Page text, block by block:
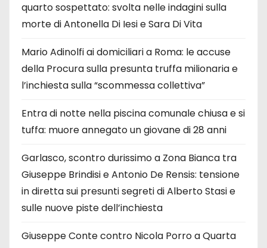
quarto sospettato: svolta nelle indagini sulla
morte di Antonella Di Iesi e Sara Di Vita
Mario Adinolfi ai domiciliari a Roma: le accuse
della Procura sulla presunta truffa milionaria e
l’inchiesta sulla “scommessa collettiva”
Entra di notte nella piscina comunale chiusa e si
tuffa: muore annegato un giovane di 28 anni
Garlasco, scontro durissimo a Zona Bianca tra
Giuseppe Brindisi e Antonio De Rensis: tensione
in diretta sui presunti segreti di Alberto Stasi e
sulle nuove piste dell’inchiesta
Giuseppe Conte contro Nicola Porro a Quarta